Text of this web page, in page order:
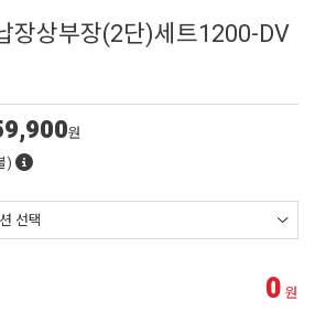
장상부장(2단)세트1200-DV
원
)
0 원